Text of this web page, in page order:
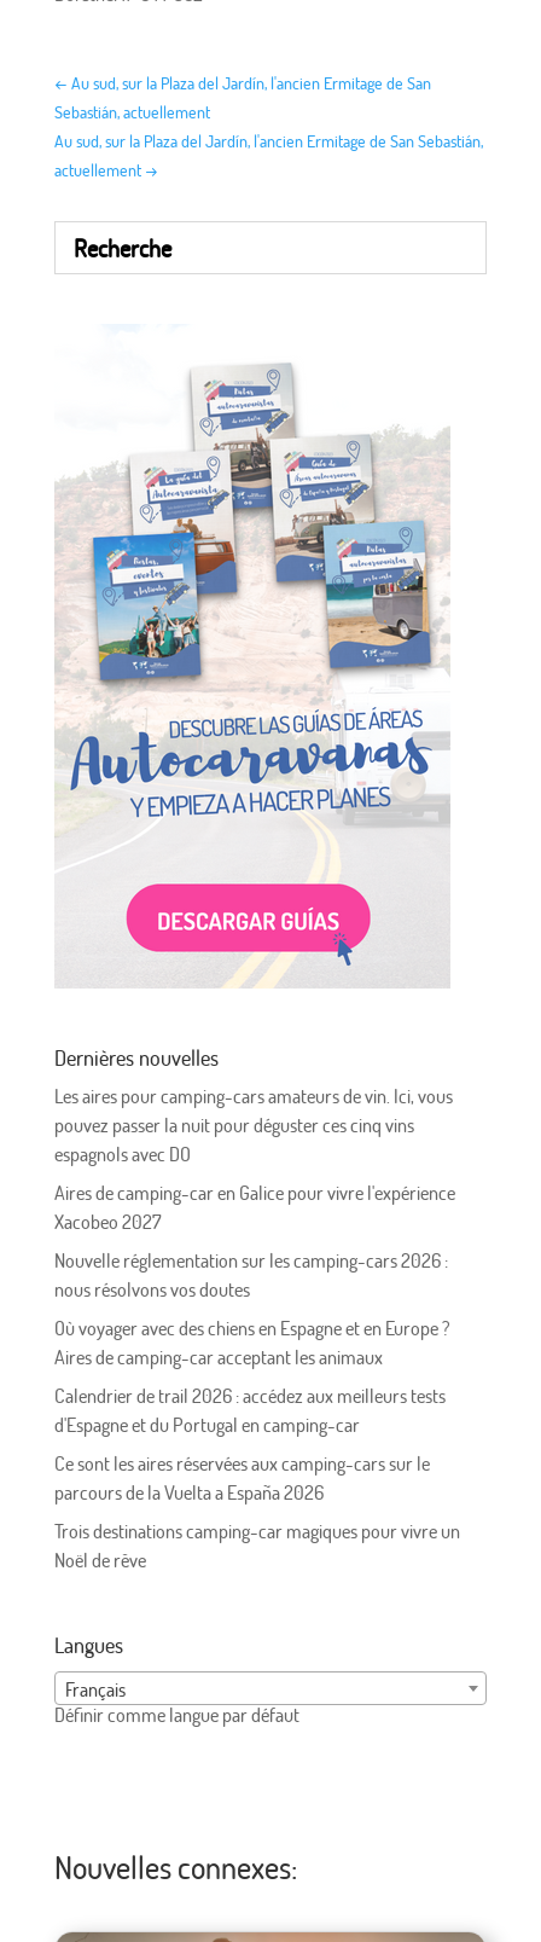
← Au sud, sur la Plaza del Jardín, l'ancien Ermitage de San
Sebastián, actuellement
Au sud, sur la Plaza del Jardín, l'ancien Ermitage de San Sebastián,
actuellement→
Dernières nouvelles
Les aires pour camping-cars amateurs de vin. Ici, vous
pouvez passer la nuit pour déguster ces cinq vins
espagnols avec DO
Aires de camping-car en Galice pour vivre l'expérience
Xacobeo 2027
Nouvelle réglementation sur les camping-cars 2026 :
nous résolvons vos doutes
Où voyager avec des chiens en Espagne et en Europe ?
Aires de camping-car acceptant les animaux
Calendrier de trail 2026 : accédez aux meilleurs tests
d'Espagne et du Portugal en camping-car
Ce sont les aires réservées aux camping-cars sur le
parcours de la Vuelta a España 2026
Trois destinations camping-car magiques pour vivre un
Noël de rêve
Langues
Français
Définir comme langue par défaut
Nouvelles connexes: